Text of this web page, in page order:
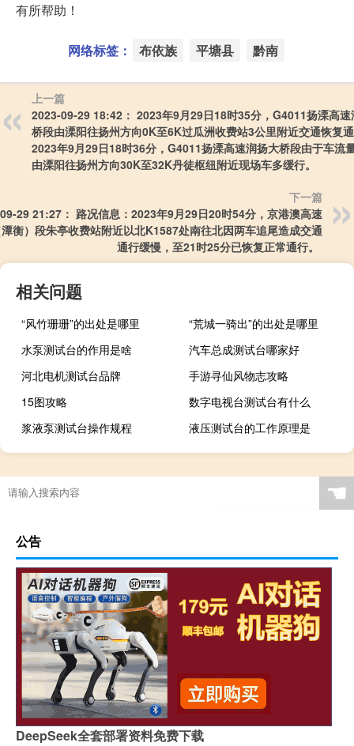
有所帮助！
网络标签： 布依族 平塘县 黔南
上一篇
2023-09-29 18:42： 2023年9月29日18时35分，G4011扬溧高速
桥段由溧阳往扬州方向0K至6K过瓜洲收费站3公里附近交通恢复
2023年9月29日18时36分，G4011扬溧高速润扬大桥段由于车流
由溧阳往扬州方向30K至32K丹徒枢纽附近现场车多缓行。 ​​​
下一篇
29 21:27： 路况信息：2023年9月29日20时54分，京港澳高速
衡）段朱亭收费站附近以北K1587处南往北因两车追尾造成交通
通行缓慢，至21时25分已恢复正常通行。 ​​​
相关问题
“风竹珊珊”的出处是哪里
“荒城一骑出”的出处是哪里
水泵测试台的作用是啥
汽车总成测试台哪家好
河北电机测试台品牌
手游寻仙风物志攻略
15图攻略
数字电视台测试台有什么
浆液泵测试台操作规程
液压测试台的工作原理是
☚
公告
DeepSeek全套部署资料免费下载